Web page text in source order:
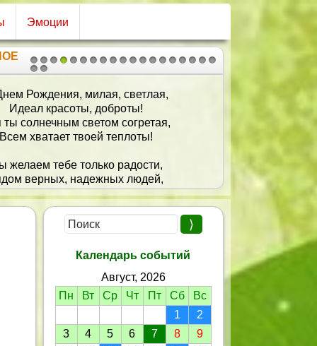
Эмоции
1 2
2021
Рождения, милая, светлая,
Идеал красоты, доброты!
ты солнечным светом согретая,
хватает твоей теплоты!
желаем тебе только радости,
верных, надежных людей,
яркой, жизнерадостной,
в гармонии с жизнью своей!
Календарь событий
Август, 2026
Пн
Вт Ср Чт Пт Сб
Вс
1
2
3
4 5 6 7 8
9